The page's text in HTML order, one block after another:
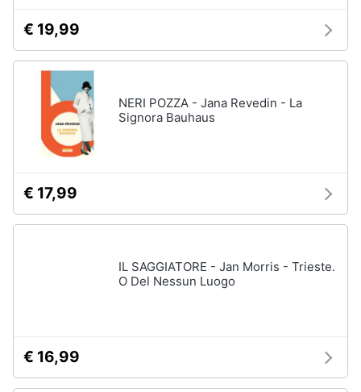
€ 19,99
NERI POZZA - Jana Revedin - La
Signora Bauhaus
€ 17,99
IL SAGGIATORE - Jan Morris - Trieste.
O Del Nessun Luogo
€ 16,99